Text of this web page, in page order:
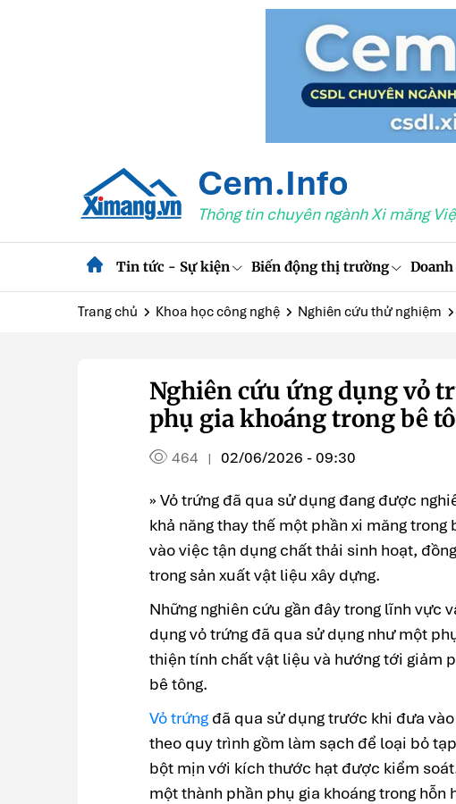
Cem.Info
Thông tin chuyên ngành Xi măng
Tin tức - Sự kiện Biến động thị trường
Trang chủ Khoa học công nghệ Nghiên cứu thử nghiệm
Nghiên cứu ứng dụng vỏ
phụ gia khoáng trong bê
464 | 02/06/2026 - 09:30
» Vỏ trứng đã qua sử dụng đang được
khả năng thay thế một phần xi măng
vào việc tận dụng chất thải sinh hoạt,
trong sản xuất vật liệu xây dựng.
Những nghiên cứu gần đây trong lĩnh vực
dụng vỏ trứng đã qua sử dụng như một
thiện tính chất vật liệu và hướng tới giảm
bê tông.
Vỏ trứng đã qua sử dụng trước khi đưa
theo quy trình gồm làm sạch để loại bỏ
bột mịn với kích thước hạt được kiểm
một thành phần phụ gia khoáng trong